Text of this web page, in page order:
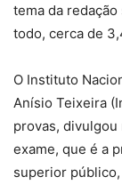
tema da
todo, cerca de
O Instituto
Anísio Teixeira
provas, divulgou
exame, que é a
superior